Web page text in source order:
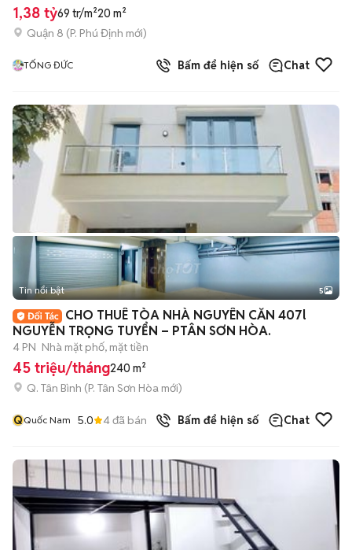
1,38 tỷ69 tr/m²20 m²
Quận 8 (P. Phú Định mới)
TỐNG ĐỨC Bấm để hiện số Chat
Tin nổi bật 5
CHO THUÊ TÒA NHÀ NGUYÊN CĂN 407l
NGUYỄN TRỌNG TUYỂN – PTÂN SƠN HÒA.
4 PN Nhà mặt phố, mặt tiền
45 triệu/tháng240 m²
Q. Tân Bình (P. Tân Sơn Hòa mới)
QQuốc Nam 5.0 4đã bán Bấm để hiện số Chat